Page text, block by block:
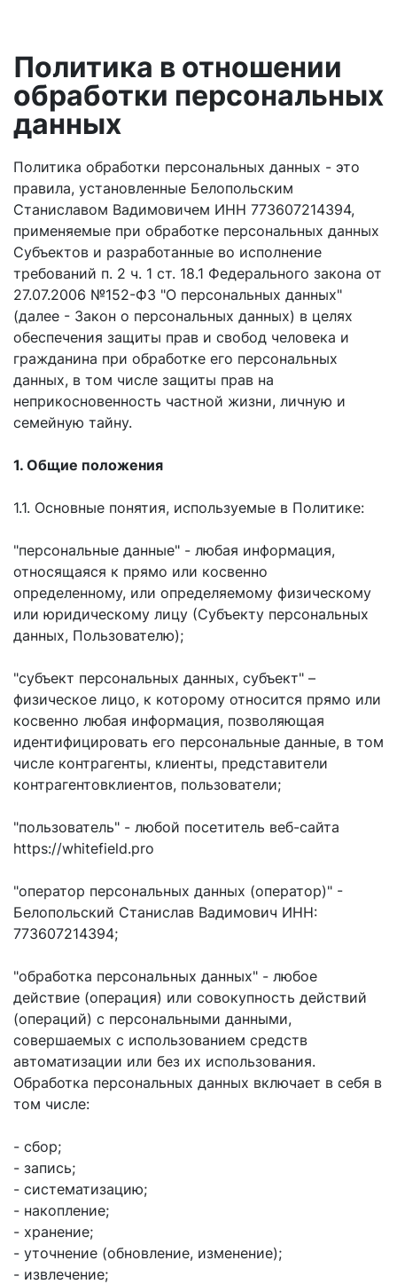
Политика в отношении
обработки персональных
данных
Политика обработки персональных данных - это
правила, установленные Белопольским
Станиславом Вадимовичем ИНН 773607214394,
применяемые при обработке персональных данных
Субъектов и разработанные во исполнение
требований п. 2 ч. 1 ст. 18.1 Федерального закона от
27.07.2006 №152-ФЗ "О персональных данных"
(далее - Закон о персональных данных) в целях
обеспечения защиты прав и свобод человека и
гражданина при обработке его персональных
данных, в том числе защиты прав на
неприкосновенность частной жизни, личную и
семейную тайну.
1. Общие положения
1.1. Основные понятия, используемые в Политике:
"персональные данные" - любая информация,
относящаяся к прямо или косвенно
определенному, или определяемому физическому
или юридическому лицу (Субъекту персональных
данных, Пользователю);
"субъект персональных данных, субъект" –
физическое лицо, к которому относится прямо или
косвенно любая информация, позволяющая
идентифицировать его персональные данные, в том
числе контрагенты, клиенты, представители
контрагентовклиентов, пользователи;
"пользователь" - любой посетитель веб-сайта
https://whitefield.pro
"оператор персональных данных (оператор)" -
Белопольский Станислав Вадимович ИНН:
773607214394;
"обработка персональных данных" - любое
действие (операция) или совокупность действий
(операций) с персональными данными,
совершаемых с использованием средств
автоматизации или без их использования.
Обработка персональных данных включает в себя в
том числе:
- сбор;
- запись;
- систематизацию;
- накопление;
- хранение;
- уточнение (обновление, изменение);
- извлечение;